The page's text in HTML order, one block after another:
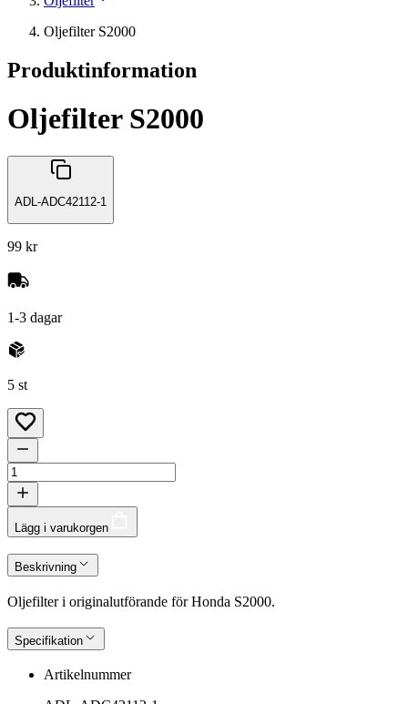
Oljefilter S2000
Produktinformation
Oljefilter S2000
ADL-ADC42112-1
99 kr
1-3 dagar
5 st
Lägg i varukorgen
Beskrivning
Oljefilter i originalutförande för Honda S2000.
Specifikation
Artikelnummer